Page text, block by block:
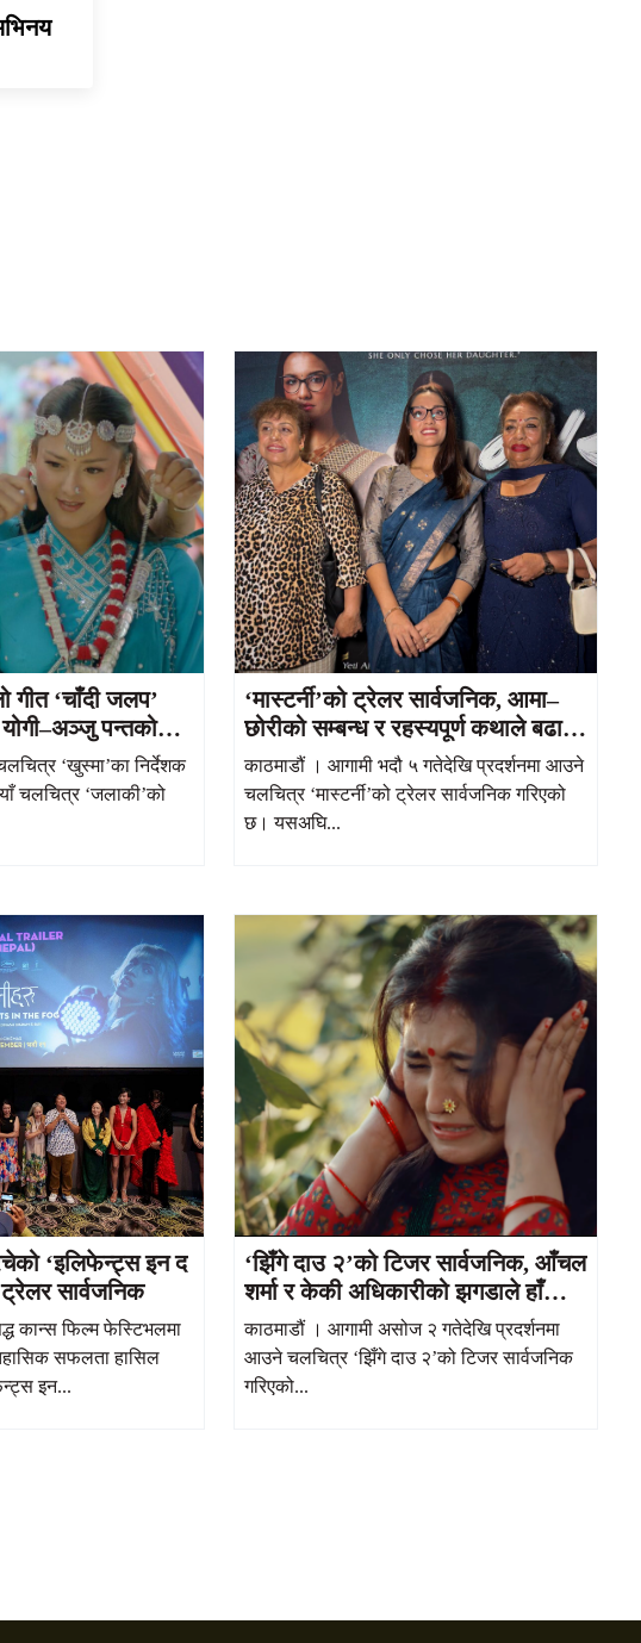
गीत ‘चाँदी जलप’
पन्तको
‘खुस्मा’का निर्देशक
चलचित्र ‘जलाकी’को
‘मास्टर्नी’को ट्रेलर सार्वजनिक, आमा–
छोरीको सम्बन्ध र रहस्यपूर्ण कथाले बढायो
उत्सुकता
काठमाडौं । आगामी भदौ ५ गतेदेखि प्रदर्शनमा आउने
चलचित्र ‘मास्टर्नी’को ट्रेलर सार्वजनिक गरिएको
छ। यसअघि...
‘इलिफेन्ट्स इन द
सार्वजनिक
कान्स फिल्म फेस्टिभलमा
सफलता हासिल
इन...
‘झिँगे दाउ २’को टिजर सार्वजनिक, आँचल
शर्मा र केकी अधिकारीको झगडाले हाँसो र
भावनाको मिश्रण
काठमाडौं । आगामी असोज २ गतेदेखि प्रदर्शनमा
आउने चलचित्र ‘झिँगे दाउ २’को टिजर सार्वजनिक
गरिएको...